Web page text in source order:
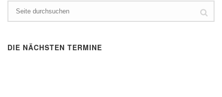
DIE NÄCHSTEN TERMINE